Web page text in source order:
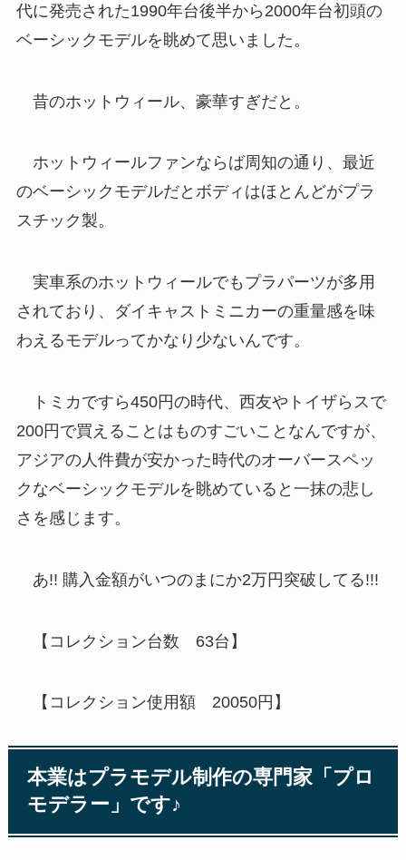
代に発売された1990年台後半から2000年台初頭の
ベーシックモデルを眺めて思いました。
昔のホットウィール、豪華すぎだと。
ホットウィールファンならば周知の通り、最近
のベーシックモデルだとボディはほとんどがプラ
スチック製。
実車系のホットウィールでもプラパーツが多用
されており、ダイキャストミニカーの重量感を味
わえるモデルってかなり少ないんです。
トミカですら450円の時代、西友やトイザらスで
200円で買えることはものすごいことなんですが、
アジアの人件費が安かった時代のオーバースペッ
クなベーシックモデルを眺めていると一抹の悲し
さを感じます。
あ!! 購入金額がいつのまにか2万円突破してる!!!
【コレクション台数 63台】
【コレクション使用額 20050円】
本業はプラモデル制作の専門家「プロ
モデラー」です♪